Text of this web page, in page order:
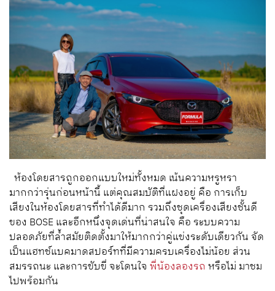
ห้องโดยสารถูกออกแบบใหม่ทั้งหมด เน้นความหรูหรา
มากกว่ารุ่นก่อนหน้านี้ แต่คุณสมบัติที่แฝงอยู่ คือ การเก็บ
เสียงในห้องโดยสารที่ทำได้ดีมาก รวมถึงชุดเครื่องเสียงชั้นดี
ของ BOSE และอีกหนึ่งจุดเด่นที่น่าสนใจ คือ ระบบความ
ปลอดภัยที่ล้ำสมัยติดตั้งมาให้มากกว่าคู่แข่งระดับเดียวกัน จัด
เป็นแฮทช์แบคมาดสปอร์ทที่มีความครบเครื่องไม่น้อย ส่วน
สมรรถนะ และการขับขี่ จะโดนใจพี่น้องลองรถ หรือไม่ มาชม
ไปพร้อมกัน